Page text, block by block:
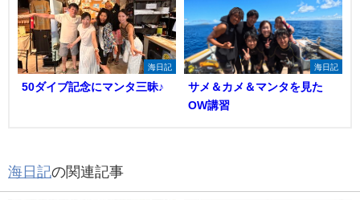
海日記
50ダイブ記念にマンタ三昧♪
海日記
サメ＆カメ＆マンタを見た
OW講習
海日記の関連記事